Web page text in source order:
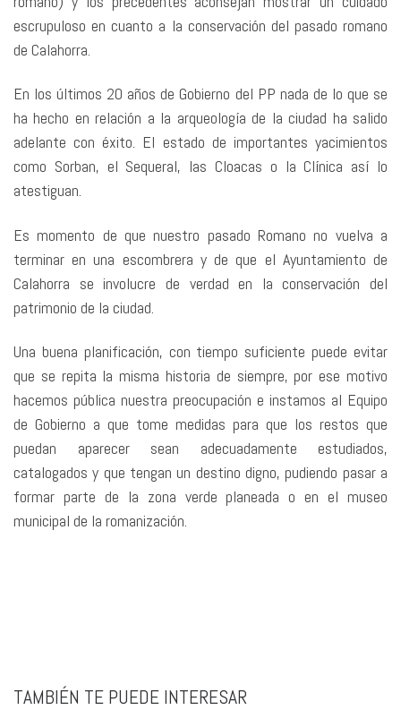
escrupuloso en cuanto a la conservación del pasado romano
de Calahorra.
En los últimos 20 años de Gobierno del PP nada de lo que se
ha hecho en relación a la arqueología de la ciudad ha salido
adelante con éxito. El estado de importantes yacimientos
como Sorban, el Sequeral, las Cloacas o la Clínica así lo
atestiguan.
Es momento de que nuestro pasado Romano no vuelva a
terminar en una escombrera y de que el Ayuntamiento de
Calahorra se involucre de verdad en la conservación del
patrimonio de la ciudad.
Una buena planificación, con tiempo suficiente puede evitar
que se repita la misma historia de siempre, por ese motivo
hacemos pública nuestra preocupación e instamos al Equipo
de Gobierno a que tome medidas para que los restos que
puedan aparecer sean adecuadamente estudiados,
catalogados y que tengan un destino digno, pudiendo pasar a
formar parte de la zona verde planeada o en el museo
municipal de la romanización.
TAMBIÉN TE PUEDE INTERESAR